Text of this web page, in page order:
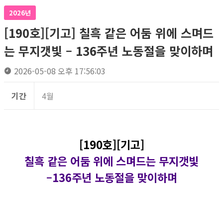
2026년
[190호][기고] 칠흑 같은 어둠 위에 스며드
는 무지갯빛 – 136주년 노동절을 맞이하며
2026-05-08 오후 17:56:03
기간 4월
[190호][기고]
칠흑 같은 어둠 위에 스며드는 무지갯빛
–136주년 노동절을 맞이하며